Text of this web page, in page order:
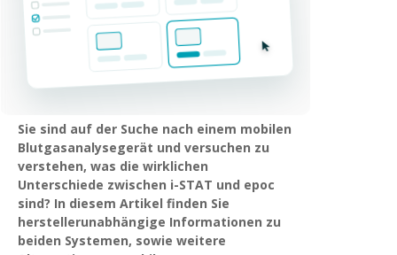
Sie sind auf der Suche nach einem mobilen
Blutgasanalysegerät und versuchen zu
verstehen, was die wirklichen
Unterschiede zwischen i-STAT und epoc
sind? In diesem Artikel finden Sie
herstellerunabhängige Informationen zu
beiden Systemen, sowie weitere